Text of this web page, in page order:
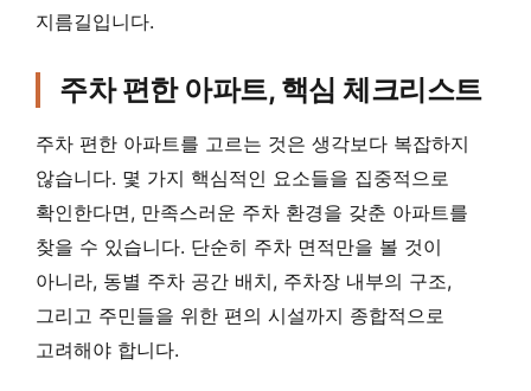
지름길입니다.
주차 편한 아파트, 핵심 체크리스트
주차 편한 아파트를 고르는 것은 생각보다 복잡하지
않습니다. 몇 가지 핵심적인 요소들을 집중적으로
확인한다면, 만족스러운 주차 환경을 갖춘 아파트를
찾을 수 있습니다. 단순히 주차 면적만을 볼 것이
아니라, 동별 주차 공간 배치, 주차장 내부의 구조,
그리고 주민들을 위한 편의 시설까지 종합적으로
고려해야 합니다.